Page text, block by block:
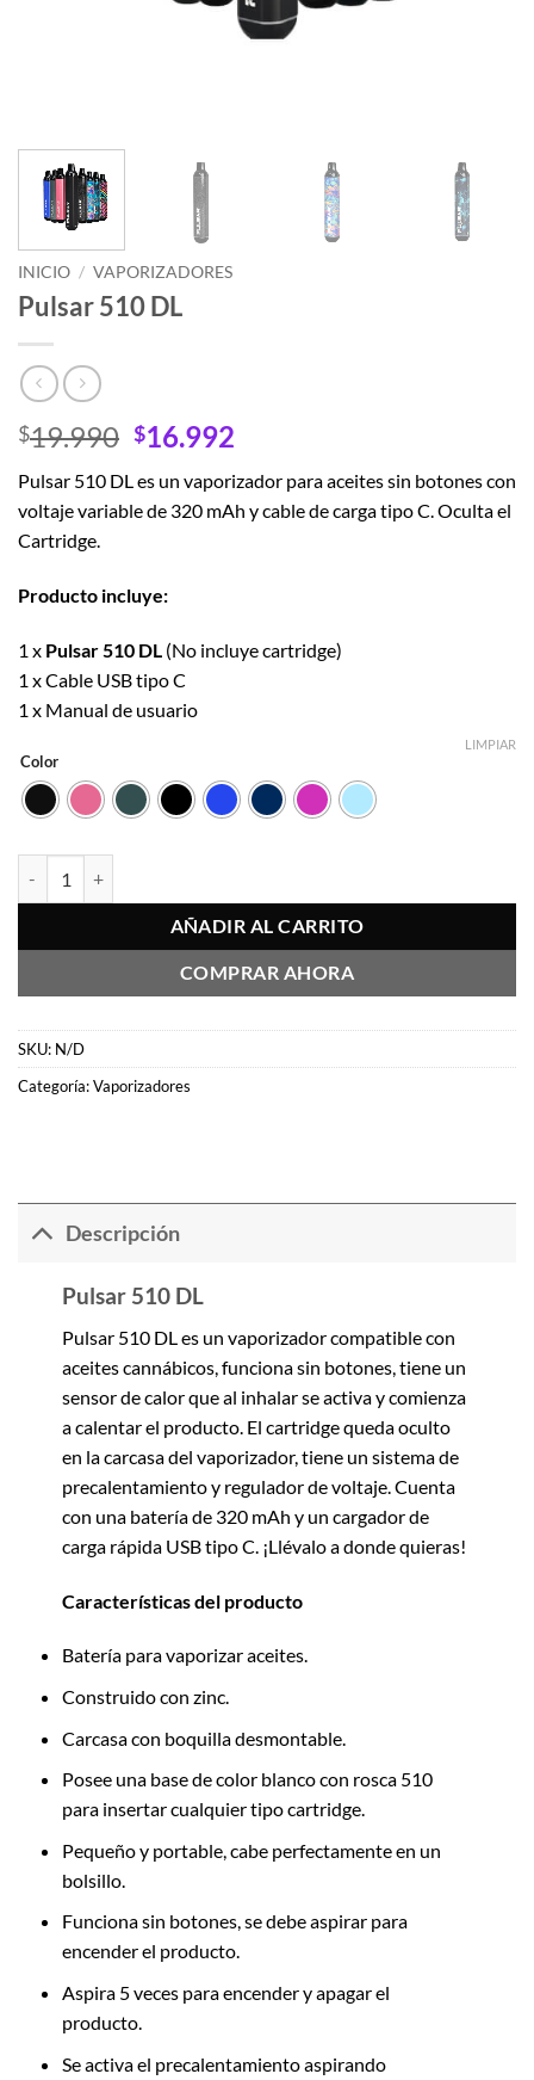
INICIO / VAPORIZADORES
Pulsar 510 DL
$19.990 El
original
era:
$16.992
actual
es:
Pulsar 510 DL es un vaporizador para aceites sin botones con
voltaje variable de 320 mAh y cable de carga tipo C. Oculta el
Cartridge.
Producto incluye:
1 x Pulsar 510 DL (No incluye cartridge)
1 x Cable USB tipo C
1 x Manual de usuario
Color
LIMPIAR
AÑADIR AL CARRITO
COMPRAR AHORA
SKU: N/D
Categoría:Vaporizadores
Descripción
Pulsar 510 DL
Pulsar 510 DL es un vaporizador compatible con
aceites cannábicos, funciona sin botones, tiene un
sensor de calor que al inhalar se activa y comienza
a calentar el producto. El cartridge queda oculto
en la carcasa del vaporizador, tiene un sistema de
precalentamiento y regulador de voltaje. Cuenta
con una batería de 320 mAh y un cargador de
carga rápida USB tipo C. ¡Llévalo a donde quieras!
Características del producto
Batería para vaporizar aceites.
Construido con zinc.
Carcasa con boquilla desmontable.
Posee una base de color blanco con rosca 510
para insertar cualquier tipo cartridge.
Pequeño y portable, cabe perfectamente en un
bolsillo.
Funciona sin botones, se debe aspirar para
encender el producto.
Aspira 5 veces para encender y apagar el
producto.
Se activa el precalentamiento aspirando